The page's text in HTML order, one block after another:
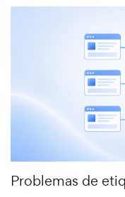
Problemas de